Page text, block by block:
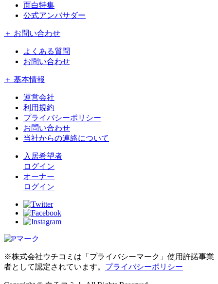
面白特集
公式アンバサダー
＋ お問い合わせ
よくある質問
お問い合わせ
＋ 基本情報
運営会社
利用規約
プライバシーポリシー
お問い合わせ
当社からの連絡について
入居希望者
ログイン
オーナー
ログイン
※株式会社ウチコミは「プライバシーマーク」使用許諾事業
者として認定されています。 プライバシーポリシー